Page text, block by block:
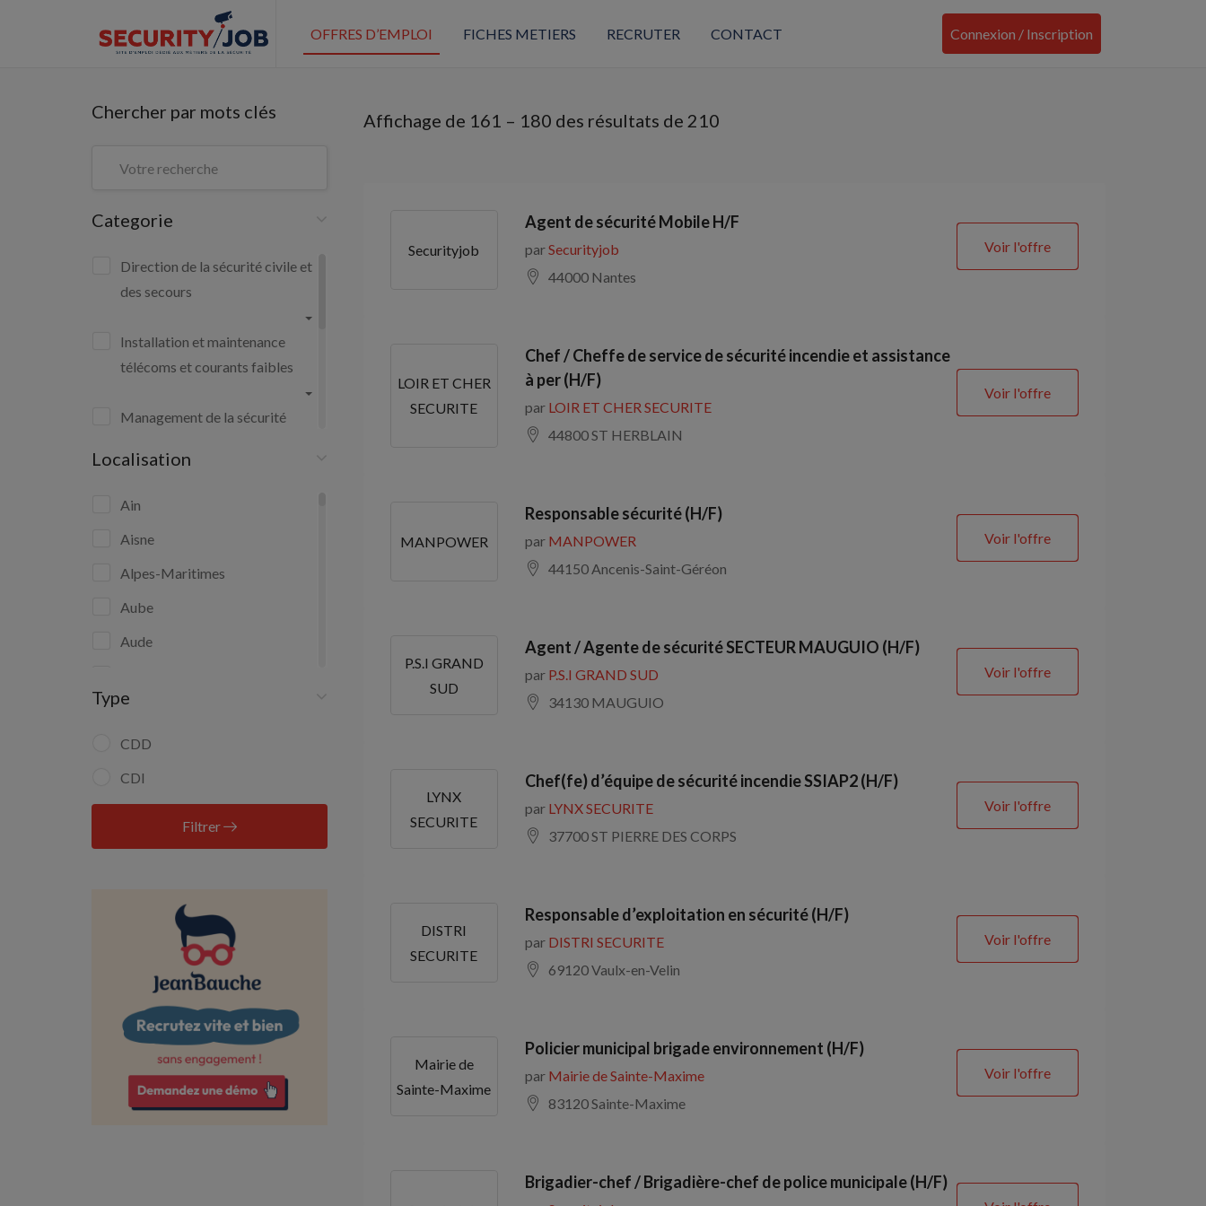
OFFRES D’EMPLOI FICHES METIERS RECRUTER CONTACT Connexion / Inscription
Chercher par mots clés
Categorie
Direction de la sécurité civile et
des secours
Installation et maintenance
télécoms et courants faibles
Management de la sécurité
Sécurité et surveillance privées
Sécurité publique
Surveillance municipale
Localisation
Ain
Aisne
Alpes-Maritimes
Aube
Aude
Bouches-du-Rhône
Calvados
Charente-Maritime
Côte-d'Or
Deux-Sèvres
Dordogne
Doubs
Drôme
Essonne
Eure
Type
CDD
CDI
Filtrer
Affichage de 161 – 180 des résultats de 210
Securityjob
Agent de sécurité Mobile H/F
parSecurityjob
44000 Nantes
Voir l'offre
LOIR ET CHER
SECURITE
Chef / Cheffe de service de sécurité incendie et assistance
à per (H/F)
par LOIR ET CHER SECURITE
44800 ST HERBLAIN
Voir l'offre
MANPOWER
Responsable sécurité (H/F)
par MANPOWER
44150 Ancenis-Saint-Géréon
Voir l'offre
P.S.I GRAND
SUD
Agent / Agente de sécurité SECTEUR MAUGUIO (H/F)
par P.S.I GRAND SUD
34130 MAUGUIO
Voir l'offre
LYNX
SECURITE
Chef(fe) d’équipe de sécurité incendie SSIAP2 (H/F)
par LYNX SECURITE
37700 ST PIERRE DES CORPS
Voir l'offre
DISTRI
SECURITE
Responsable d’exploitation en sécurité (H/F)
par DISTRI SECURITE
69120 Vaulx-en-Velin
Voir l'offre
Mairie de
Sainte-Maxime
Policier municipal brigade environnement (H/F)
par Mairie de Sainte-Maxime
83120 Sainte-Maxime
Voir l'offre
Brigadier-chef / Brigadière-chef de police municipale (H/F)